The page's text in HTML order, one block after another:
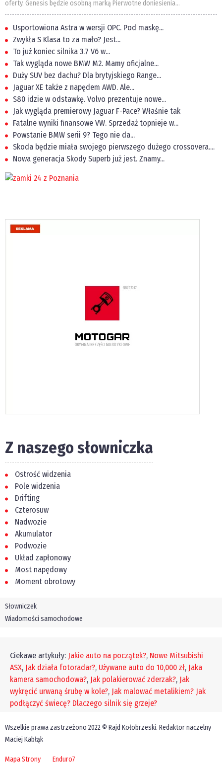
oferty. Genesis będzie osobną marką Pierwotne doniesienia...
Usportowiona Astra w wersji OPC. Pod maskę...
Zwykła S Klasa to za mało? Jest...
To już koniec silnika 3.7 V6 w...
Tak wygląda nowe BMW M2. Mamy oficjalne...
Duży SUV bez dachu? Dla brytyjskiego Range...
Jaguar XE także z napędem AWD. Ale...
S80 idzie w odstawkę. Volvo prezentuje nowe...
Jak wygląda premierowy Jaguar F-Pace? Właśnie tak
Fatalne wyniki finansowe VW. Sprzedaż topnieje w...
Powstanie BMW serii 9? Tego nie da...
Skoda będzie miała swojego pierwszego dużego crossovera....
Nowa generacja Skody Superb już jest. Znamy...
Z naszego słowniczka
Ostrość widzenia
Pole widzenia
Drifting
Czterosuw
Nadwozie
Akumulator
Podwozie
Układ zapłonowy
Most napędowy
Moment obrotowy
Słowniczek
Wiadomości samochodowe
Ciekawe artykuły: Jakie auto na początek?, Nowe Mitsubishi
ASX, Jak działa fotoradar?, Używane auto do 10,000 zł, Jaka
kamera samochodowa?, Jak polakierować zderzak?, Jak
wykręcić urwaną śrubę w kole?, Jak malować metalikiem? Jak
podłączyć świecę? Dlaczego silnik się grzeje?
Wszelkie prawa zastrzeżono 2022 © Rajd Kołobrzeski. Redaktor naczelny
Maciej Kabłąk
Mapa Strony Enduro7